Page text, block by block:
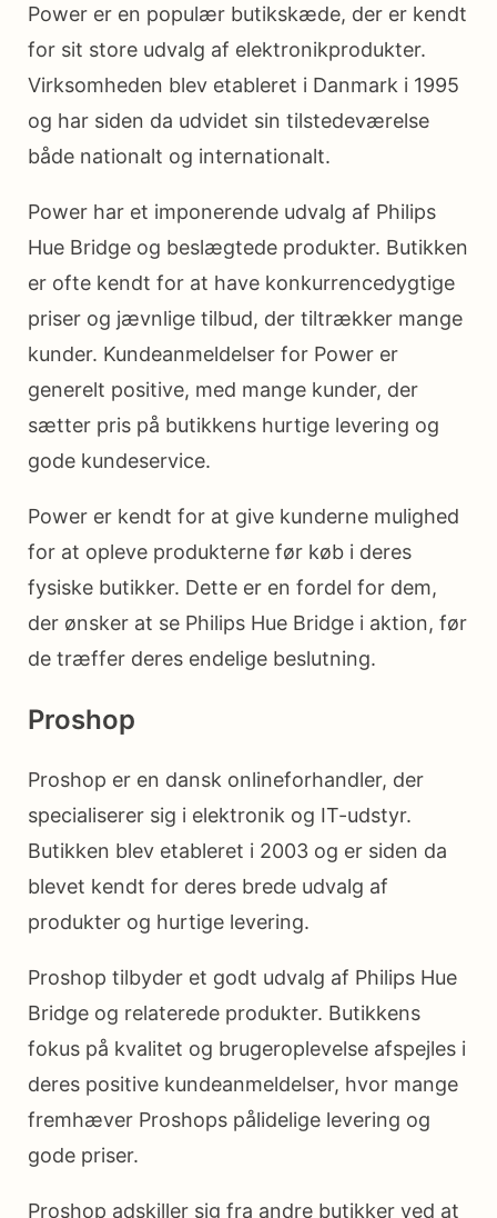
Power er en populær butikskæde, der er kendt
for sit store udvalg af elektronikprodukter.
Virksomheden blev etableret i Danmark i 1995
og har siden da udvidet sin tilstedeværelse
både nationalt og internationalt.
Power har et imponerende udvalg af Philips
Hue Bridge og beslægtede produkter. Butikken
er ofte kendt for at have konkurrencedygtige
priser og jævnlige tilbud, der tiltrækker mange
kunder. Kundeanmeldelser for Power er
generelt positive, med mange kunder, der
sætter pris på butikkens hurtige levering og
gode kundeservice.
Power er kendt for at give kunderne mulighed
for at opleve produkterne før køb i deres
fysiske butikker. Dette er en fordel for dem,
der ønsker at se Philips Hue Bridge i aktion, før
de træffer deres endelige beslutning.
Proshop
Proshop er en dansk onlineforhandler, der
specialiserer sig i elektronik og IT-udstyr.
Butikken blev etableret i 2003 og er siden da
blevet kendt for deres brede udvalg af
produkter og hurtige levering.
Proshop tilbyder et godt udvalg af Philips Hue
Bridge og relaterede produkter. Butikkens
fokus på kvalitet og brugeroplevelse afspejles i
deres positive kundeanmeldelser, hvor mange
fremhæver Proshops pålidelige levering og
gode priser.
Proshop adskiller sig fra andre butikker ved at